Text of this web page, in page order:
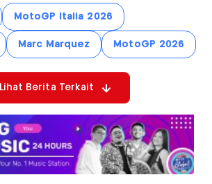
MotoGP Italia 2026
Marc Marquez MotoGP 2026
Lihat Berita Terkait